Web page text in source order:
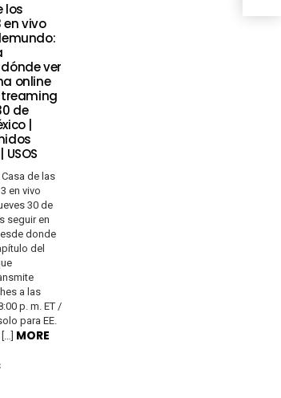
los
vivo
ver
online
de
|
de las
en vivo
30 de
seguir en
donde
del
a las
p. m. ET /
para EE.
MORE